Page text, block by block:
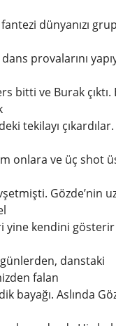
dünyanızı
provalarını
bitti ve Burak çıktı.
tekilayı
onlara ve üç shot
Gözde’nin
yine kendini
danstaki
falan
bayağı. Aslında